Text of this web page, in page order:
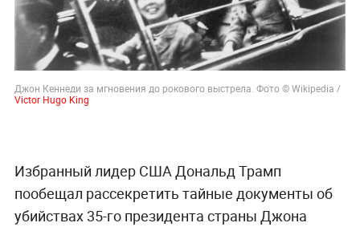
Джон Кеннеди за мгновения до рокового выстрела. Фото © Wikipedia /
Victor Hugo King
Избранный лидер США Дональд Трамп
пообещал рассекретить тайные документы об
убийствах 35-го президента страны Джона